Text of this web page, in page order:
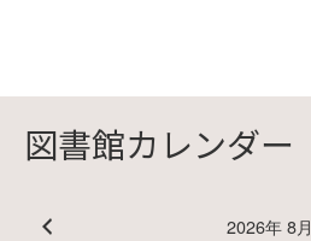
図書館カレンダー
2026年 8月